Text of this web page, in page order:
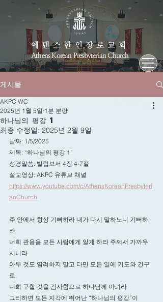
에덴스한인장로교회
Athens Korean Presbyterian Church
게시물
하나님의 평강 1
AKPC WC
2025년 1월 5일 1분 분량
최종 수정일: 2025년 2월 9일
날짜: 1/5/2025
제목: “하나님의 평강 1”
성경말씀: 빌립보서 4장 4-7절
설교영상: AKPC 유튜브 채널
https://www.youtube.com/c/AthensKoreanPresbyteri
anChurch
주 안에서 항상 기뻐하라 내가 다시 말하노니 기뻐하
라
너희 관용을 모든 사람에게 알게 하라 주께서 가까우
시니라
아무 것도 염려하지 말고 다만 모든 일에 기도와 간구
로,
너희 구할 것을 감사함으로 하나님께 아뢰라
그리하면 모든 지각에 뛰어난 “하나님의 평강”이